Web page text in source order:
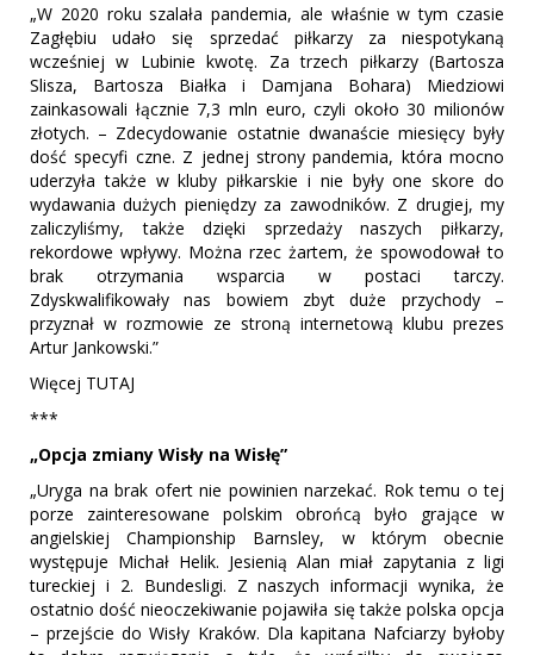
„W 2020 roku szalała pandemia, ale właśnie w tym czasie
Zagłębiu udało się sprzedać piłkarzy za niespotykaną
wcześniej w Lubinie kwotę. Za trzech piłkarzy (Bartosza
Slisza, Bartosza Białka i Damjana Bohara) Miedziowi
zainkasowali łącznie 7,3 mln euro, czyli około 30 milionów
złotych. – Zdecydowanie ostatnie dwanaście miesięcy były
dość specyfi czne. Z jednej strony pandemia, która mocno
uderzyła także w kluby piłkarskie i nie były one skore do
wydawania dużych pieniędzy za zawodników. Z drugiej, my
zaliczyliśmy, także dzięki sprzedaży naszych piłkarzy,
rekordowe wpływy. Można rzec żartem, że spowodował to
brak otrzymania wsparcia w postaci tarczy.
Zdyskwalifikowały nas bowiem zbyt duże przychody –
przyznał w rozmowie ze stroną internetową klubu prezes
Artur Jankowski.”
Więcej TUTAJ
***
„Opcja zmiany Wisły na Wisłę”
„Uryga na brak ofert nie powinien narzekać. Rok temu o tej
porze zainteresowane polskim obrońcą było grające w
angielskiej Championship Barnsley, w którym obecnie
występuje Michał Helik. Jesienią Alan miał zapytania z ligi
tureckiej i 2. Bundesligi. Z naszych informacji wynika, że
ostatnio dość nieoczekiwanie pojawiła się także polska opcja
– przejście do Wisły Kraków. Dla kapitana Nafciarzy byłoby